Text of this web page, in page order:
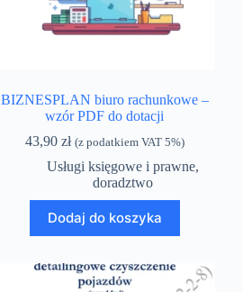
BIZNESPLAN biuro rachunkowe –
wzór PDF do dotacji
43,90 zł (z podatkiem VAT 5%)
Usługi księgowe i prawne,
doradztwo
Dodaj do koszyka